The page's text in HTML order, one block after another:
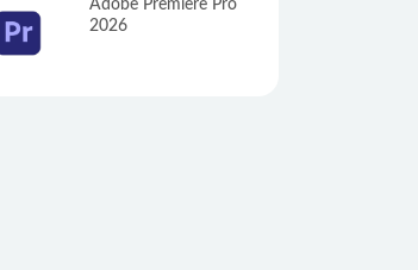
Adobe Premiere Pro
2026